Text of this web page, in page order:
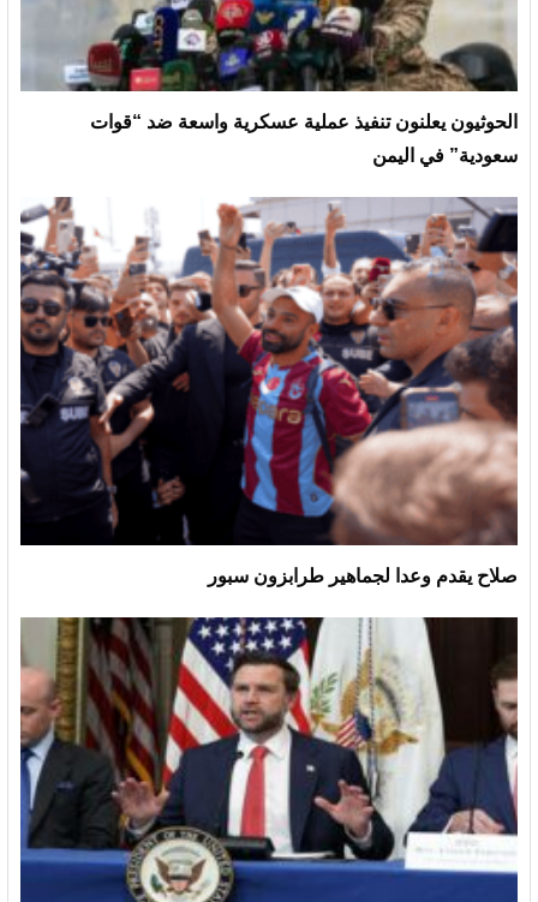
الحوثيون يعلنون تنفيذ عملية عسكرية واسعة ضد “قوات
سعودية” في اليمن
صلاح يقدم وعدا لجماهير طرابزون سبور